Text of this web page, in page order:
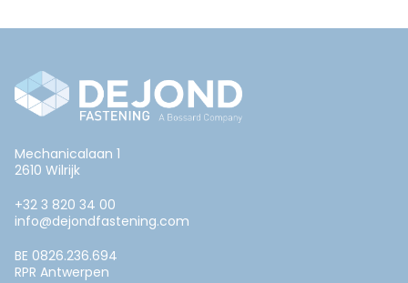
Mechanicalaan 1
2610 Wilrijk
+32 3 820 34 00
info@dejondfastening.com
BE 0826.236.694
RPR Antwerpen